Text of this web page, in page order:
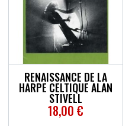
RENAISSANCE DE LA
HARPE CELTIQUE ALAN
STIVELL
18,00 €